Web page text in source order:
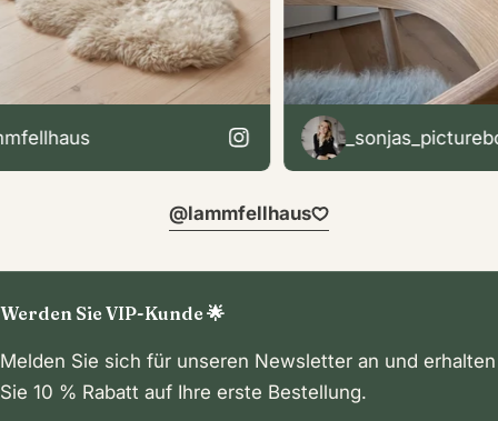
@lammfellhaus
Werden Sie VIP-Kunde 🌟
Melden Sie sich für unseren Newsletter an und erhalten
Sie 10 % Rabatt auf Ihre erste Bestellung.